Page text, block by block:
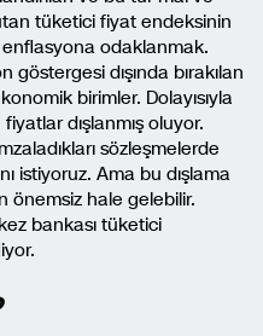
tüketici fiyat endeksinin
odaklanmak.
göstergesi dışında bırakılan
birimler. Dolayısıyla
dışlanmış oluyor.
sözleşmelerde
istiyoruz. Ama bu dışlama
önemsiz hale gelebilir.
bankası tüketici